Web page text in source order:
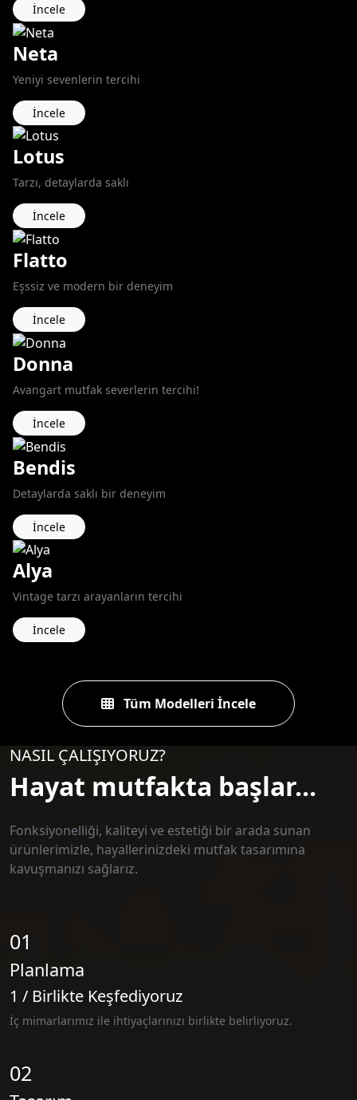
İncele
Neta
Yeniyi sevenlerin tercihi
İncele
Lotus
Tarzı, detaylarda saklı
İncele
Flatto
Eşssiz ve modern bir deneyim
İncele
Donna
Avangart mutfak severlerin tercihi!
İncele
Bendis
Detaylarda saklı bir deneyim
İncele
Alya
Vintage tarzı arayanların tercihi
İncele
Tüm Modelleri İncele
NASIL ÇALIŞIYORUZ?
Hayat mutfakta başlar...
Fonksiyonelliği, kaliteyi ve estetiği bir arada sunan
ürünlerimizle, hayallerinizdeki mutfak tasarımına
kavuşmanızı sağlarız.
01
Planlama
1 / Birlikte Keşfediyoruz
İç mimarlarımız ile ihtiyaçlarınızı birlikte belirliyoruz.
02